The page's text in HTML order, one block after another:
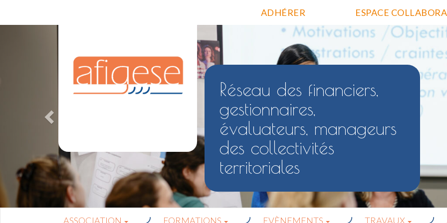
ESPACE
ADHÉRER
Réseau des financiers,
gestionnaires,
évaluateurs, manageurs
des collectivités
territoriales
ASSOCIATION FORMATIONS EVÈNEMENTS TRAVAUX